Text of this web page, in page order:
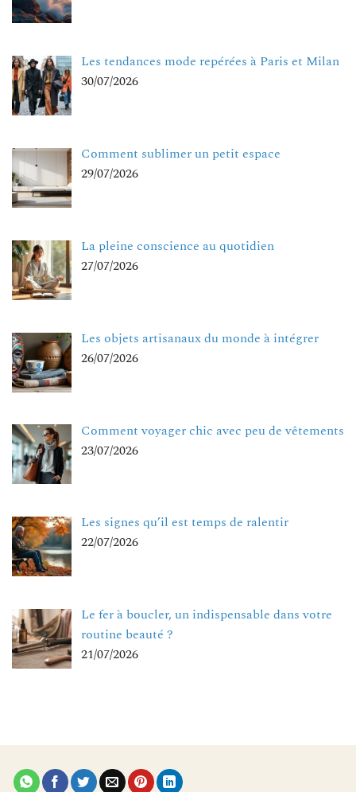
Les tendances mode repérées à Paris et Milan
30/07/2026
Comment sublimer un petit espace
29/07/2026
La pleine conscience au quotidien
27/07/2026
Les objets artisanaux du monde à intégrer
26/07/2026
Comment voyager chic avec peu de vêtements
23/07/2026
Les signes qu’il est temps de ralentir
22/07/2026
Le fer à boucler, un indispensable dans votre
routine beauté ?
21/07/2026